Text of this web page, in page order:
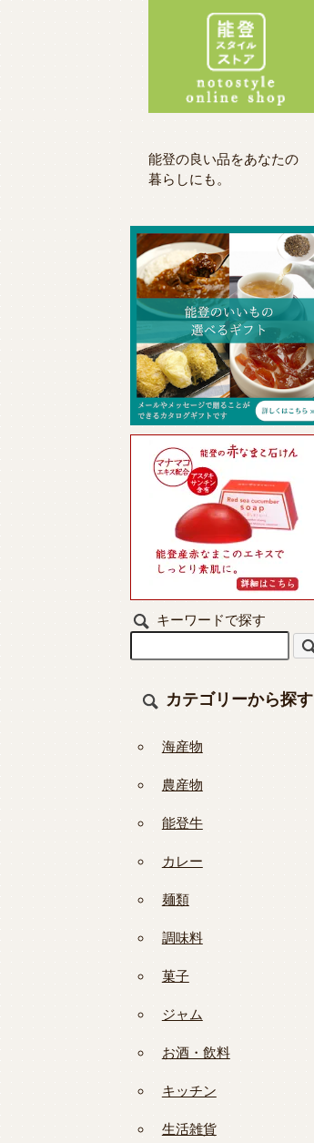
能登の良い品をあなたの
暮らしにも。
キーワードで探す
カテゴリーから探す
海産物
農産物
能登牛
カレー
麺類
調味料
菓子
ジャム
お酒・飲料
キッチン
生活雑貨